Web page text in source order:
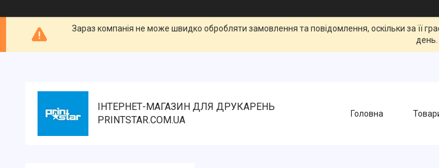
Зараз компанія не може швидко обробляти замовлення та повідомлення, оскільки за її
день.
ІНТЕРНЕТ-МАГАЗИН ДЛЯ ДРУКАРЕНЬ
PRINTSTAR.COM.UA
Головна